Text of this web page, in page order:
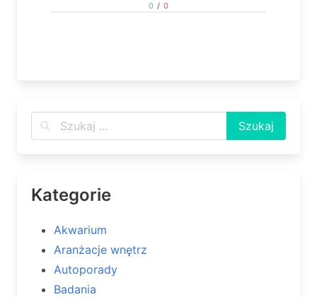
0 / 0
Kategorie
Akwarium
Aranżacje wnętrz
Autoporady
Badania